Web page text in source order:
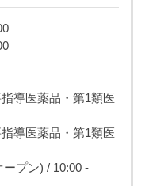
導医薬品・第1類医
導医薬品・第1類医
プン) / 10:00 -